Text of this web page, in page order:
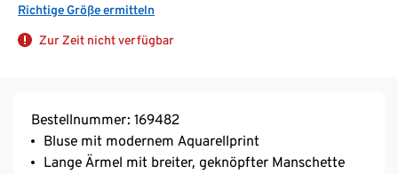
Richtige Größe ermitteln
Zur Zeit nicht verfügbar
Bestellnummer: 169482
Bluse mit modernem Aquarellprint
Lange Ärmel mit breiter, geknöpfter Manschette